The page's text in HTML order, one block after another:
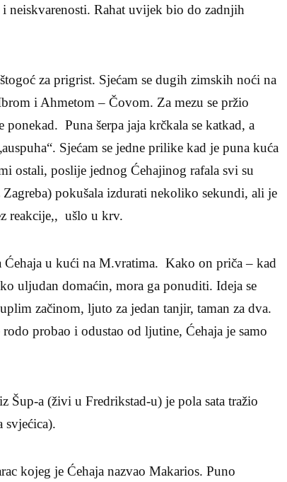
neiskvarenosti. Rahat uvijek bio do zadnjih
za prigrist. Sjećam se dugih zimskih noći na
i Ahmetom – Čovom. Za mezu se pržio
ponekad. Puna šerpa jaja krčkala se katkad, a
Sjećam se jedne prilike kad je puna kuća
ostali, poslije jednog Ćehajinog rafala svi su
pokušala izdurati nekoliko sekundi, ali je
reakcije,, ušlo u krv.
Ćehaja u kući na M.vratima. Kako on priča – kad
uljudan domaćin, mora ga ponuditi. Ideja se
začinom, ljuto za jedan tanjir, taman za dva.
probao i odustao od ljutine, Ćehaja je samo
Šup-a (živi u Fredrikstad-u) je pola sata tražio
svjećica).
kojeg je Ćehaja nazvao Makarios. Puno